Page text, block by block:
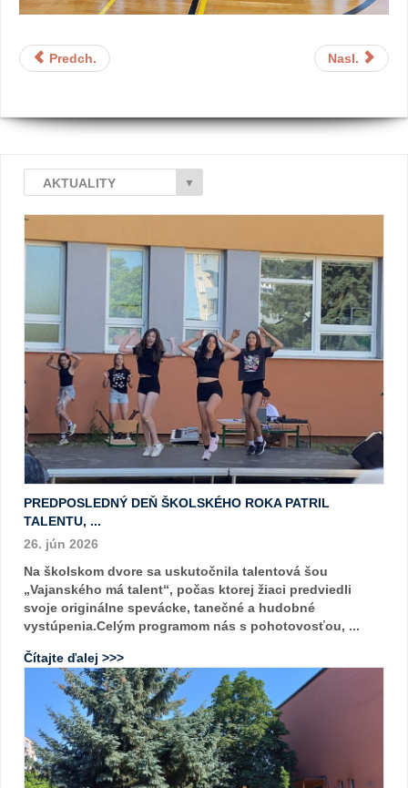
Predch. Nasl.
AKTUALITY ▼
PREDPOSLEDNÝ DEŇ ŠKOLSKÉHO ROKA PATRIL
TALENTU, ...
26. jún 2026
Na školskom dvore sa uskutočnila talentová šou
„Vajanského má talent“, počas ktorej žiaci predviedli
svoje originálne spevácke, tanečné a hudobné
vystúpenia.Celým programom nás s pohotovosťou, ...
Čítajte ďalej >>>